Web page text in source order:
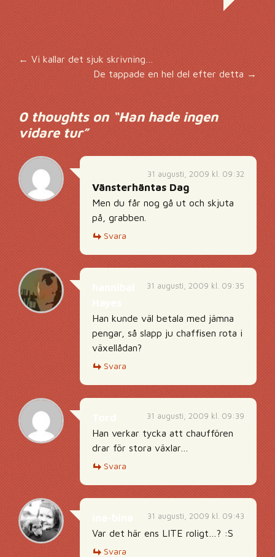
Inläggsnavigering
← Vi kallar det sjuk skrivning…
De tappade en hel del efter detta→
0 thoughts on “Han hade ingen
vidare tur”
31 augusti, 2009 kl. 09:32
Vänsterhäntas Dag
Men du får nog gå ut och skjuta
på, grabben.
Svara
31 augusti, 2009 kl. 09:35
Han kunde väl betala med jämna
pengar, så slapp ju chaffisen rota i
växellådan?
Svara
31 augusti, 2009 kl. 09:39
Han verkar tycka att chauffören
drar för stora växlar…
Svara
31 augusti, 2009 kl. 09:43
Var det här ens LITE roligt…? :S
Svara